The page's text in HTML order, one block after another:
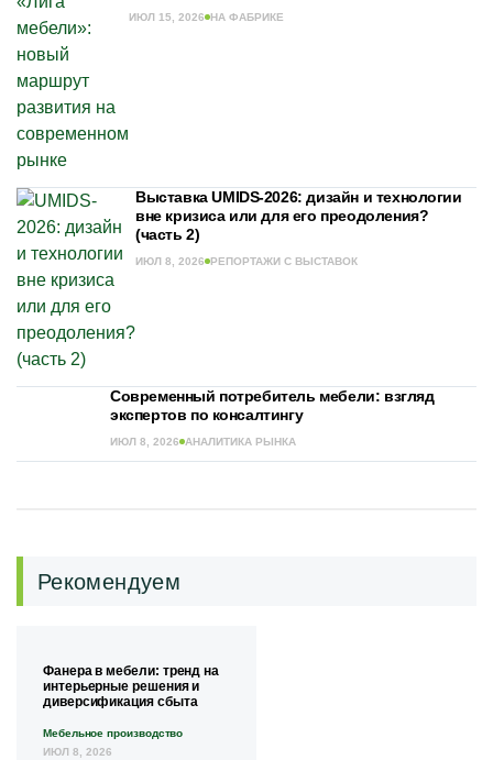
ИЮЛ 15, 2026 НА ФАБРИКЕ
Выставка UMIDS-2026: дизайн и технологии
вне кризиса или для его преодоления?
(часть 2)
ИЮЛ 8, 2026 РЕПОРТАЖИ С ВЫСТАВОК
Современный потребитель мебели: взгляд
экспертов по консалтингу
ИЮЛ 8, 2026 АНАЛИТИКА РЫНКА
Рекомендуем
Фанера в мебели: тренд на
интерьерные решения и
диверсификация сбыта
Мебельное производство
ИЮЛ 8, 2026